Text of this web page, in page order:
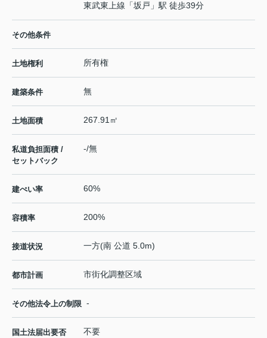
東武東上線 「坂戸 」駅 徒歩39分
その他条件
土地権利 所有権
建築条件 無
土地面積 267.91㎡
私道負担面積 /
セットバック
-/無
建ぺい率 60%
容積率 200%
接道状況 一方(南 公道 5.0m)
都市計画 市街化調整区域
その他法令上の制限 -
国土法届出要否 不要